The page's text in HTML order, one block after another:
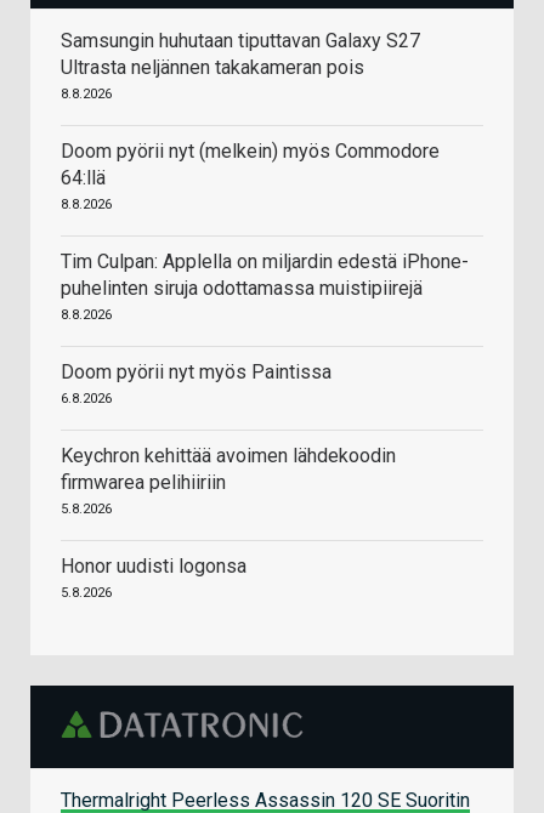
Samsungin huhutaan tiputtavan Galaxy S27
Ultrasta neljännen takakameran pois
8.8.2026
Doom pyörii nyt (melkein) myös Commodore
64:llä
8.8.2026
Tim Culpan: Applella on miljardin edestä iPhone-
puhelinten siruja odottamassa muistipiirejä
8.8.2026
Doom pyörii nyt myös Paintissa
6.8.2026
Keychron kehittää avoimen lähdekoodin
firmwarea pelihiiriin
5.8.2026
Honor uudisti logonsa
5.8.2026
Thermalright Peerless Assassin 120 SE Suoritin